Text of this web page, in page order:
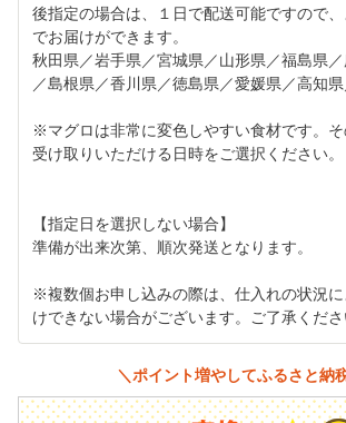
後指定の場合は、１日で配送可能ですので
でお届けができます。
秋田県／岩手県／宮城県／山形県／福島県
／島根県／香川県／徳島県／愛媛県／高知
※マグロは非常に変色しやすい食材です。
受け取りいただける日時をご選択ください。
【指定日を選択しない場合】
準備が出来次第、順次発送となります。
※複数個お申し込みの際は、仕入れの状況
けできない場合がございます。ご了承くださ
＼ポイント増やしてふるさと納